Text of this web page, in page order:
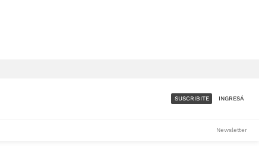
SUSCRIBITE INGRESÁ
Newsletter